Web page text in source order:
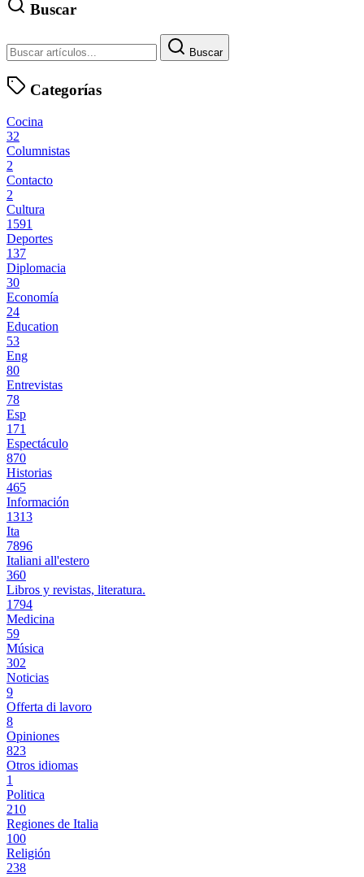
Buscar
Buscar
Categorías
Cocina
32
Columnistas
2
Contacto
2
Cultura
1591
Deportes
137
Diplomacia
30
Economía
24
Education
53
Eng
80
Entrevistas
78
Esp
171
Espectáculo
870
Historias
465
Información
1313
Ita
7896
Italiani all'estero
360
Libros y revistas, literatura.
1794
Medicina
59
Música
302
Noticias
9
Offerta di lavoro
8
Opiniones
823
Otros idiomas
1
Politica
210
Regiones de Italia
100
Religión
238